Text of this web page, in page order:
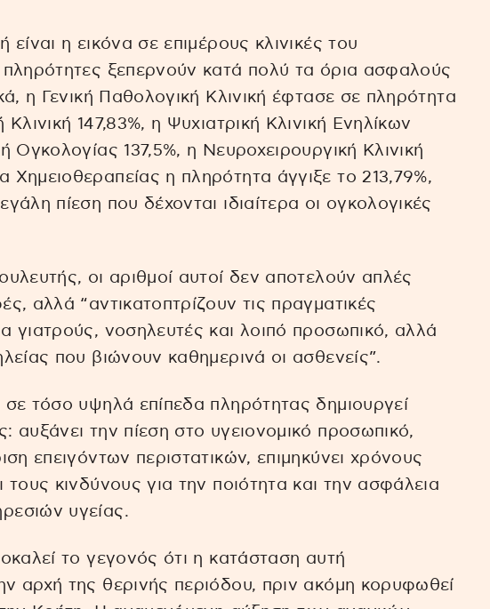
είναι η εικόνα σε επιμέρους κλινικές του
ξεπερνούν κατά πολύ τα όρια ασφαλούς
η Γενική Παθολογική Κλινική έφτασε σε πληρότητα
147,83%, η Ψυχιατρική Κλινική Ενηλίκων
Ογκολογίας 137,5%, η Νευροχειρουργική Κλινική
η πληρότητα άγγιξε το 213,79%,
πίεση που δέχονται ιδιαίτερα οι ογκολογικές
οι αριθμοί αυτοί δεν αποτελούν απλές
αλλά “αντικατοπτρίζουν τις πραγματικές
γιατρούς, νοσηλευτές και λοιπό προσωπικό, αλλά
που βιώνουν καθημερινά οι ασθενείς”.
σε τόσο υψηλά επίπεδα πληρότητας δημιουργεί
αυξάνει την πίεση στο υγειονομικό προσωπικό,
επειγόντων περιστατικών, επιμηκύνει χρόνους
τους κινδύνους για την ποιότητα και την ασφάλεια
υγείας.
το γεγονός ότι η κατάσταση αυτή
αρχή της θερινής περιόδου, πριν ακόμη κορυφωθεί